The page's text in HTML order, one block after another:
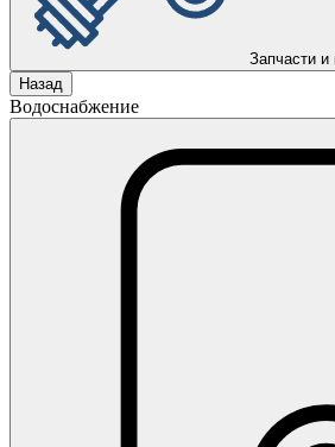
Запчасти
Назад
Водоснабжение